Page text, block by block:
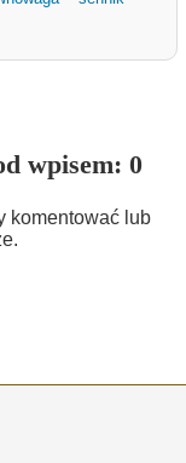
wpisem: 0
komentować lub